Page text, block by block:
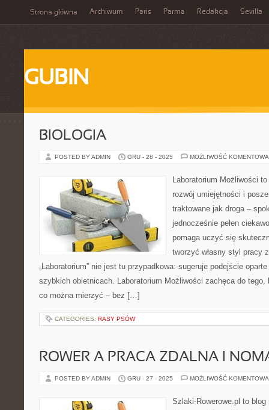
Strona główna Archiwum Paris Parma Redakcja Sevilla
GUBIN
BIOLOGIA
POSTED BY ADMIN GRU - 28 - 2025 MOŻLIWOŚĆ
Laboratorium Możliwości
rozwój umiejętności i
traktowane jak droga –
jednocześnie pełen
pomaga uczyć się
tworzyć własny styl pracy
„Laboratorium” nie jest tu przypadkowa: sugeruje podejście
szybkich obietnicach. Laboratorium Możliwości zachęca do
co można mierzyć – bez […]
CATEGORIES: RASY PSÓW
ROWER A PRACA ZDALNA I
POSTED BY ADMIN GRU - 27 - 2025 MOŻLIWOŚĆ
Szlaki-Rowerowe.pl to blog